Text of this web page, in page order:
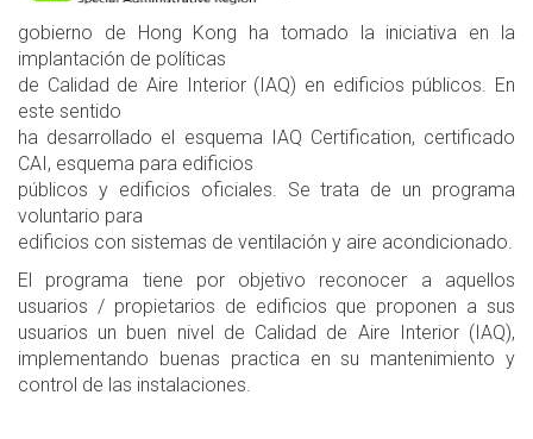
gobierno de Hong Kong ha tomado la iniciativa en la
implantación de políticas
de Calidad de Aire Interior (IAQ) en edificios públicos. En
este sentido
ha desarrollado el esquema IAQ Certification, certificado
CAI, esquema para edificios
públicos y edificios oficiales. Se trata de un programa
voluntario para
edificios con sistemas de ventilación y aire acondicionado.
El programa tiene por objetivo reconocer a aquellos
usuarios / propietarios de edificios que proponen a sus
usuarios un buen nivel de Calidad de Aire Interior (IAQ),
implementando buenas practica en su mantenimiento y
control de las instalaciones.